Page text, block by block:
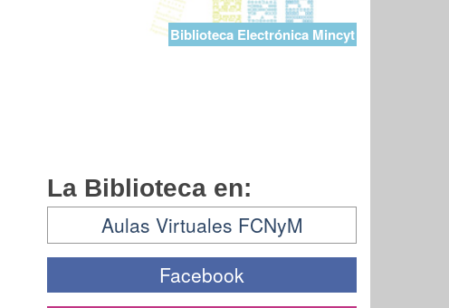
Biblioteca Electrónica Mincyt
La Biblioteca en:
Aulas Virtuales FCNyM
Facebook